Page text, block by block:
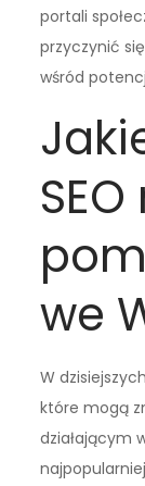
portali
przyczynić
wśród
we
W
które mogą
działającym